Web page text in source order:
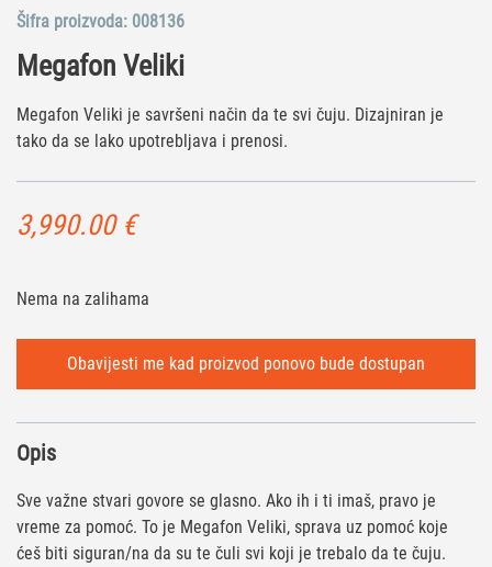
Megafon Veliki
Megafon Veliki je savršeni način da te svi čuju. Dizajniran je
tako da se lako upotrebljava i prenosi.
3,990.00 €
Nema na zalihama
Šifra proizvoda: 008136
Opis
Sve važne stvari govore se glasno. Ako ih i ti imaš, pravo je
vreme za pomoć. To je Megafon Veliki, sprava uz pomoć koje
ćeš biti siguran/na da su te čuli svi koji je trebalo da te čuju.